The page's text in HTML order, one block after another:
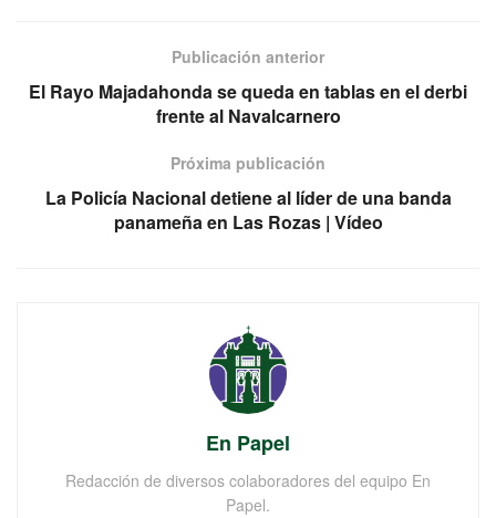
Publicación anterior
El Rayo Majadahonda se queda en tablas en el derbi
frente al Navalcarnero
Próxima publicación
La Policía Nacional detiene al líder de una banda
panameña en Las Rozas | Vídeo
En Papel
Redacción de diversos colaboradores del equipo En
Papel.